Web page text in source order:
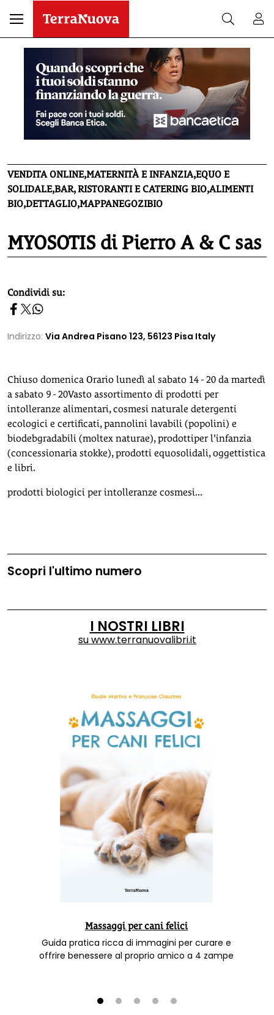
VENDITA ONLINE,MATERNITÀ E INFANZIA,EQUO E
SOLIDALE,BAR, RISTORANTI E CATERING BIO,ALIMENTI
BIO,DETTAGLIO,MAPPANEGOZIBIO
MYOSOTIS di Pierro A & C sas
homepage h2
Condividi su:
Indirizzo: Via Andrea Pisano 123, 56123 Pisa Italy
Chiuso domenica Orario lunedì al sabato 14 - 20 da martedì
a sabato 9 - 20Vasto assortimento di prodotti per
intolleranze alimentari, cosmesi naturale detergenti
ecologici e certificati, pannolini lavabili (popolini) e
biodebgradabili (moltex naturae), prodottiper l'infanzia
(concessionaria stokke), prodotti equosolidali, oggettistica
e libri.
prodotti biologici per intolleranze cosmesi...
Scopri l'ultimo numero
I NOSTRI LIBRI
suwww.terranuovalibri.it
Massaggi per cani felici
Guida pratica ricca di immagini per curare e
offrire benessere al proprio amico a 4 zampe